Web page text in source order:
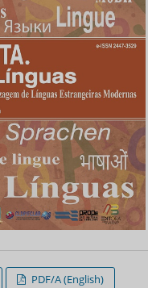
PDF/A (English)